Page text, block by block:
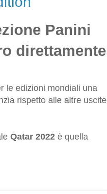
Panini
direttamente
le edizioni mondiali una
rispetto alle altre uscite
Qatar 2022 è quella